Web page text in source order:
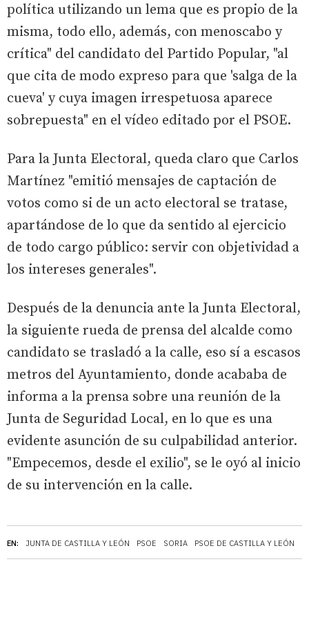
EN: JUNTA DE CASTILLA Y LEÓN PSOE SORIA PSOE DE CASTILLA Y LEÓN
política utilizando un lema que es propio de la
misma, todo ello, además, con menoscabo y
crítica" del candidato del Partido Popular, "al
que cita de modo expreso para que 'salga de la
cueva' y cuya imagen irrespetuosa aparece
sobrepuesta" en el vídeo editado por el PSOE.
Para la Junta Electoral, queda claro que Carlos
Martínez "emitió mensajes de captación de
votos como si de un acto electoral se tratase,
apartándose de lo que da sentido al ejercicio
de todo cargo público: servir con objetividad a
los intereses generales".
Después de la denuncia ante la Junta Electoral,
la siguiente rueda de prensa del alcalde como
candidato se trasladó a la calle, eso sí a escasos
metros del Ayuntamiento, donde acababa de
informa a la prensa sobre una reunión de la
Junta de Seguridad Local, en lo que es una
evidente asunción de su culpabilidad anterior.
"Empecemos, desde el exilio", se le oyó al inicio
de su intervención en la calle.